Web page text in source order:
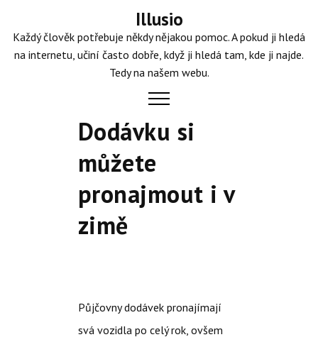
content
Illusio
Každý člověk potřebuje někdy nějakou pomoc. A pokud ji hledá
na internetu, učiní často dobře, když ji hledá tam, kde ji najde.
Tedy na našem webu.
Dodávku si
můžete
pronajmout i v
zimě
Půjčovny dodávek pronajímají
svá vozidla po celý rok, ovšem